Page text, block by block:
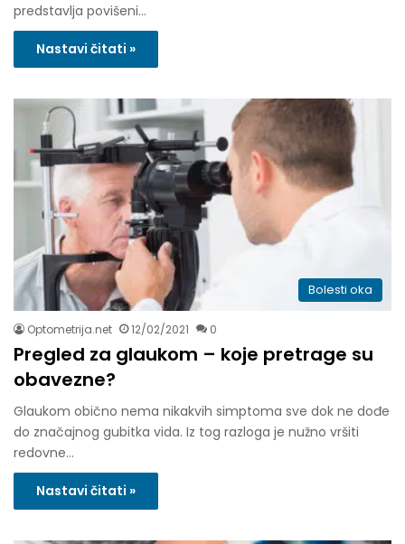
predstavlja povišeni…
Nastavi čitati »
Bolesti oka
Optometrija.net 12/02/2021 0
Pregled za glaukom – koje pretrage su
obavezne?
Glaukom obično nema nikakvih simptoma sve dok ne dođe
do značajnog gubitka vida. Iz tog razloga je nužno vršiti
redovne…
Nastavi čitati »